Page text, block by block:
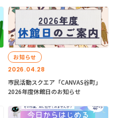
2026.04.28
お知らせ
市民活動スクエア「CANVAS谷町」
2026年度休館日のお知らせ